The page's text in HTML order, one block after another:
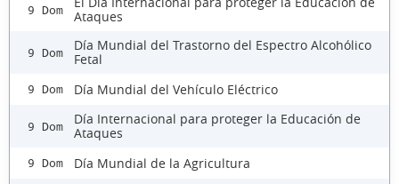
9 Dom
Ataques
9 Dom
Día Mundial del Trastorno del Espectro Alcohólico
Fetal
9 Dom Día Mundial del Vehículo Eléctrico
9 Dom
Día Internacional para proteger la Educación de
Ataques
9 Dom Día Mundial de la Agricultura